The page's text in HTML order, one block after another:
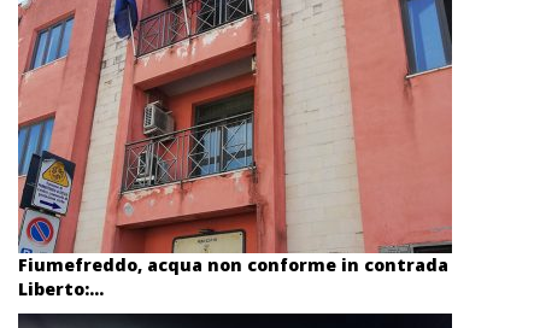
Fiumefreddo, acqua non conforme in contrada
Liberto:...